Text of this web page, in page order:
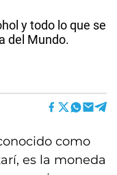
y todo lo que se
del Mundo.
como
es la moneda